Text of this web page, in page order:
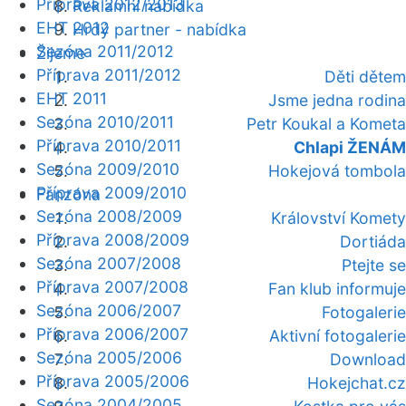
Reklamní nabídka
Hrdý partner - nabídka
Žijeme
Děti dětem
Jsme jedna rodina
Petr Koukal a Kometa
Chlapi ŽENÁM
Hokejová tombola
Fanzóna
Království Komety
Dortiáda
Ptejte se
Fan klub informuje
Fotogalerie
Aktivní fotogalerie
Download
Hokejchat.cz
Příprava 2012/2013
EHT 2012
Sezóna 2011/2012
Příprava 2011/2012
EHT 2011
Sezóna 2010/2011
Příprava 2010/2011
Sezóna 2009/2010
Příprava 2009/2010
Sezóna 2008/2009
Příprava 2008/2009
Sezóna 2007/2008
Příprava 2007/2008
Sezóna 2006/2007
Příprava 2006/2007
Sezóna 2005/2006
Příprava 2005/2006